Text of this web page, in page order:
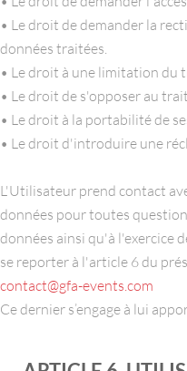
• Le droit de demander la
données traitées.
• Le droit à une limitation du
• Le droit de s'opposer au
• Le droit à la portabilité de
• Le droit d'introduire une
L'Utilisateur prend contact
données pour toutes
données ainsi qu'à l'exercice
se reporter à l'article 6 du
contact@gfa-events.com
Ce dernier s’engage à lui